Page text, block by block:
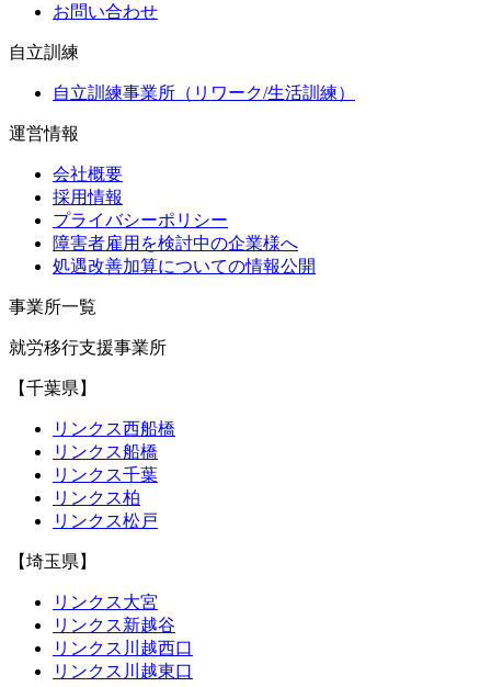
お問い合わせ
自立訓練
自立訓練事業所（リワーク/生活訓練）
運営情報
会社概要
採用情報
プライバシーポリシー
障害者雇用を検討中の企業様へ
処遇改善加算についての情報公開
事業所一覧
就労移行支援事業所
【千葉県】
リンクス西船橋
リンクス船橋
リンクス千葉
リンクス柏
リンクス松戸
【埼玉県】
リンクス大宮
リンクス新越谷
リンクス川越西口
リンクス川越東口